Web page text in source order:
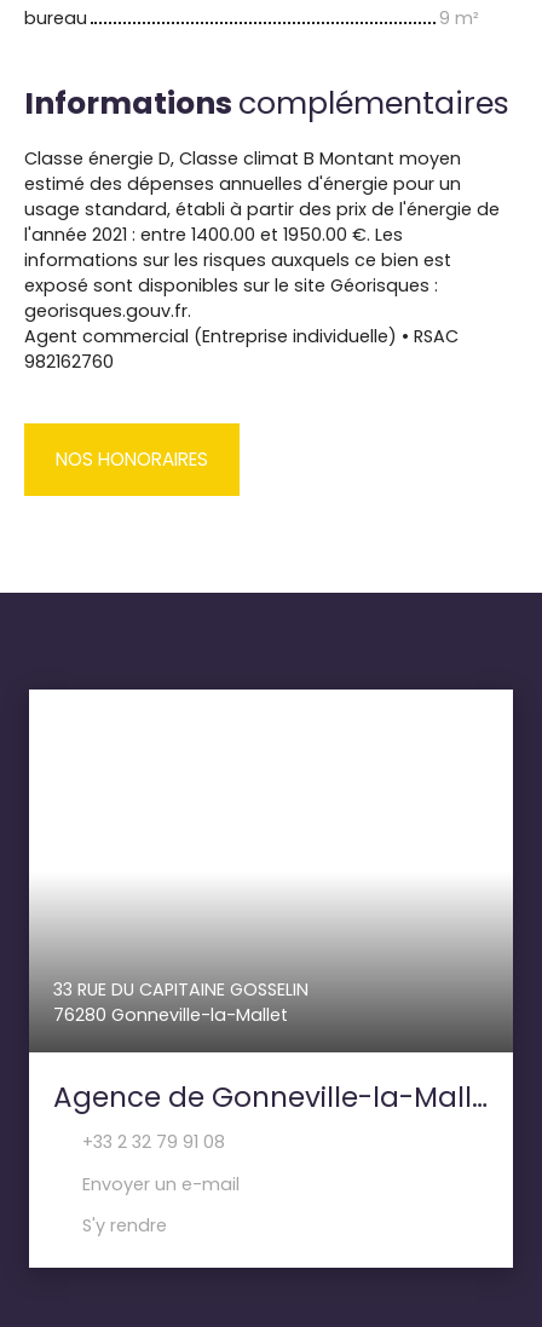
bureau
9 m²
Informations complémentaires
Classe énergie D, Classe climat B Montant moyen
estimé des dépenses annuelles d'énergie pour un
usage standard, établi à partir des prix de l'énergie de
l'année 2021 : entre 1400.00 et 1950.00 €. Les
informations sur les risques auxquels ce bien est
exposé sont disponibles sur le site Géorisques :
georisques.gouv.fr.
Agent commercial (Entreprise individuelle) • RSAC
982162760
NOS HONORAIRES
33 RUE DU CAPITAINE GOSSELIN
76280 Gonneville-la-Mallet
Agence de Gonneville-la-Mallet- PAILLETTE IMMOBILIER
+33 2 32 79 91 08
Envoyer un e-mail
S'y rendre